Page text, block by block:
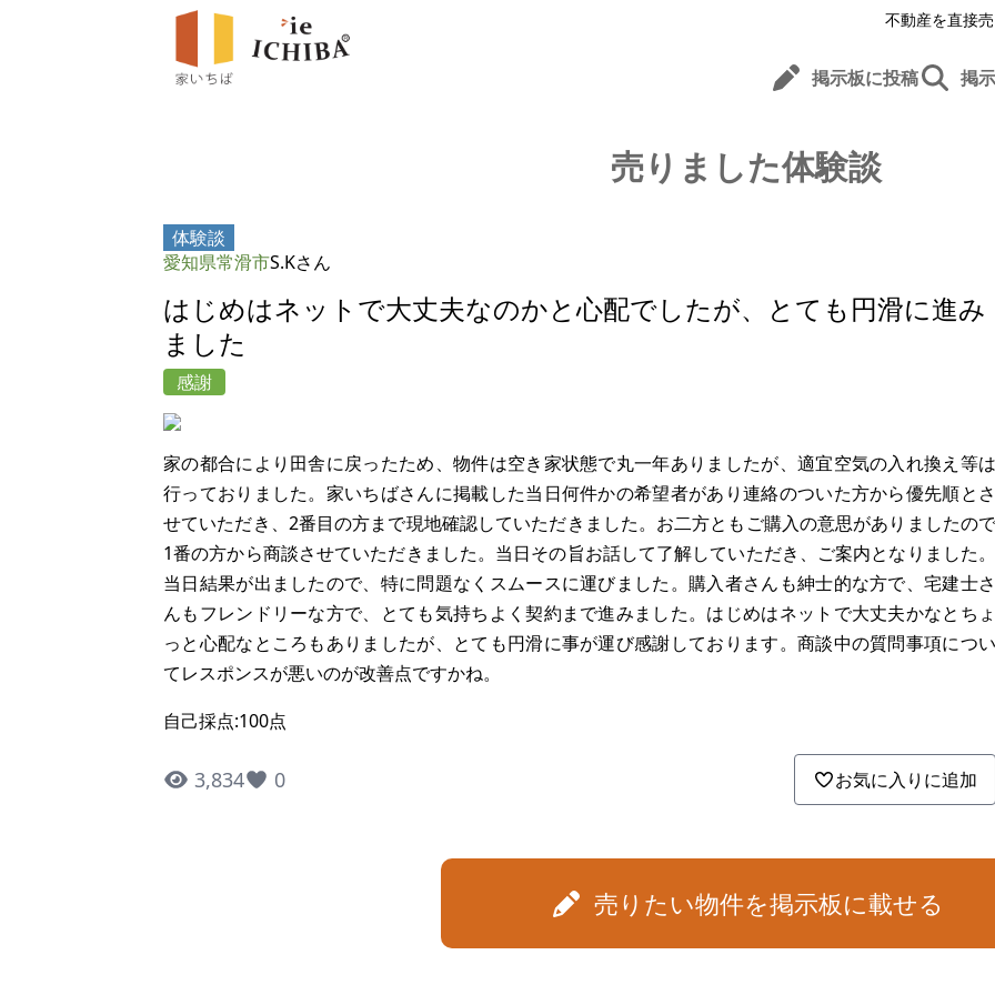
不動産を直接
掲示板に投稿 掲
売りました体験談
体験談
愛知県常滑市S.Kさん
はじめはネットで大丈夫なのかと心配でしたが、とても円滑に進み
ました
感謝
家の都合により田舎に戻ったため、物件は空き家状態で丸一年ありましたが、適宜空気の入れ換え等は
行っておりました。家いちばさんに掲載した当日何件かの希望者があり連絡のついた方から優先順とさ
せていただき、2番目の方まで現地確認していただきました。お二方ともご購入の意思がありましたので
1番の方から商談させていただきました。当日その旨お話して了解していただき、ご案内となりました。
当日結果が出ましたので、特に問題なくスムースに運びました。購入者さんも紳士的な方で、宅建士さ
んもフレンドリーな方で、とても気持ちよく契約まで進みました。はじめはネットで大丈夫かなとちょ
っと心配なところもありましたが、とても円滑に事が運び感謝しております。商談中の質問事項につい
てレスポンスが悪いのが改善点ですかね。
自己採点:100点
3,834 0 お気に入りに追加
売りたい物件を掲示板に載せる